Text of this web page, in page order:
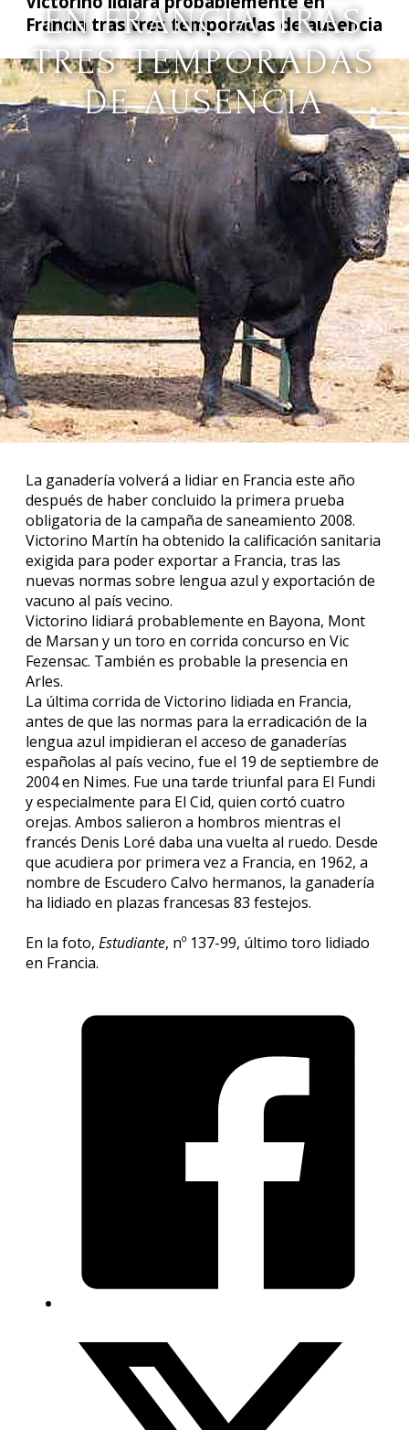
EN FRANCIA TRAS
TRES TEMPORADAS
DE AUSENCIA
Francia tras tres temporadas de ausencia
La ganadería volverá a lidiar en Francia este año
después de haber concluido la primera prueba
obligatoria de la campaña de saneamiento 2008.
Victorino Martín ha obtenido la calificación sanitaria
exigida para poder exportar a Francia, tras las
nuevas normas sobre lengua azul y exportación de
vacuno al país vecino.
Victorino lidiará probablemente en Bayona, Mont
de Marsan y un toro en corrida concurso en Vic
Fezensac. También es probable la presencia en
Arles.
La última corrida de Victorino lidiada en Francia,
antes de que las normas para la erradicación de la
lengua azul impidieran el acceso de ganaderías
españolas al país vecino, fue el 19 de septiembre de
2004 en Nimes. Fue una tarde triunfal para El Fundi
y especialmente para El Cid, quien cortó cuatro
orejas. Ambos salieron a hombros mientras el
francés Denis Loré daba una vuelta al ruedo. Desde
que acudiera por primera vez a Francia, en 1962, a
nombre de Escudero Calvo hermanos, la ganadería
ha lidiado en plazas francesas 83 festejos.
En la foto, Estudiante, nº 137-99, último toro lidiado
en Francia.